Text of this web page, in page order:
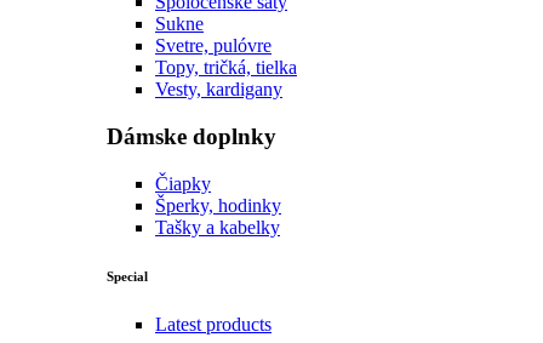
Sukne
Svetre, pulóvre
Topy, tričká, tielka
Vesty, kardigany
Dámske doplnky
Čiapky
Šperky, hodinky
Tašky a kabelky
Special
Latest products